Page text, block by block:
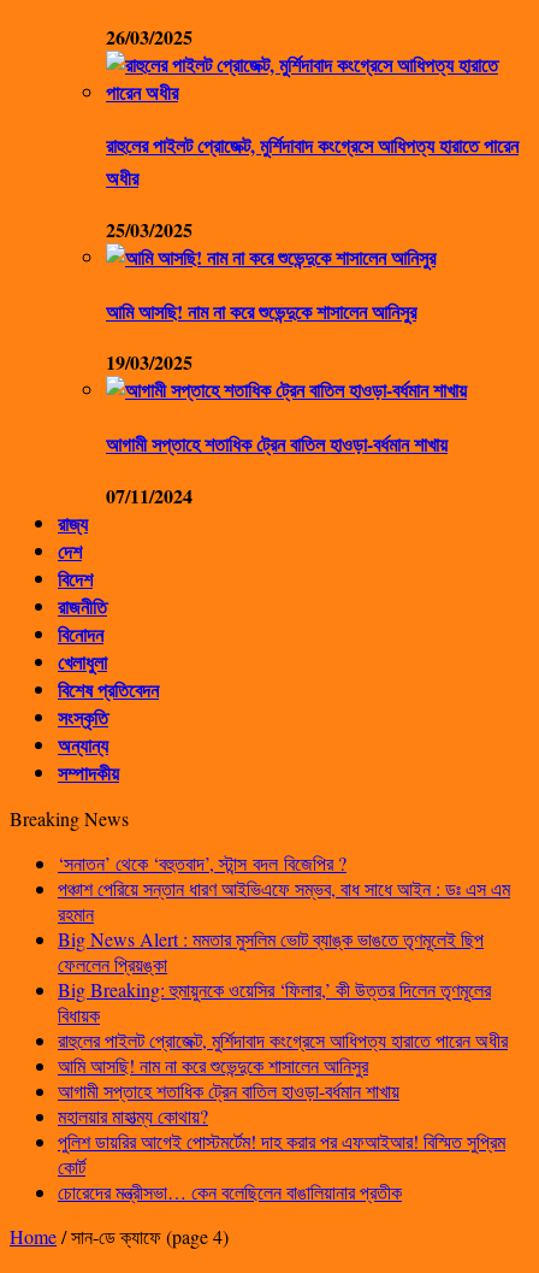
26/03/2025
রাহুলের পাইলট প্রোজেক্ট, মুর্শিদাবাদ কংগ্রেসে আধিপত্য হারাতে পারেন
অধীর
25/03/2025
আমি আসছি! নাম না করে শুভেন্দুকে শাসালেন আনিসুর
19/03/2025
আগামী সপ্তাহে শতাধিক ট্রেন বাতিল হাওড়া-বর্ধমান শাখায়
07/11/2024
রাজ্য
দেশ
বিদেশ
রাজনীতি
বিনোদন
খেলাধুলা
বিশেষ প্রতিবেদন
সংস্কৃতি
অন্যান্য
সম্পাদকীয়
Breaking News
‘সনাতন’ থেকে ‘বহুতবাদ’, স্টান্স বদল বিজেপির ?
পঞ্চাশ পেরিয়ে সন্তান ধারণ আইভিএফে সম্ভব, বাধ সাধে আইন : ডঃ এস এম
রহমান
Big News Alert : মমতার মুসলিম ভোট ব্যাঙ্ক ভাঙতে তৃণমূলেই ছিপ
ফেললেন প্রিয়ঙ্কা
Big Breaking: হুমায়ুনকে ওয়েসির ‘ফিলার,’ কী উত্তর দিলেন তৃণমূলের
বিধায়ক
রাহুলের পাইলট প্রোজেক্ট, মুর্শিদাবাদ কংগ্রেসে আধিপত্য হারাতে পারেন অধীর
আমি আসছি! নাম না করে শুভেন্দুকে শাসালেন আনিসুর
আগামী সপ্তাহে শতাধিক ট্রেন বাতিল হাওড়া-বর্ধমান শাখায়
মহালয়ার মাহাত্ম্য কোথায়?
পুলিশ ডায়রির আগেই পোস্টমর্টেম! দাহ করার পর এফআইআর! বিস্মিত সুপ্রিম
কোর্ট
চোরেদের মন্ত্রীসভা… কেন বলেছিলেন বাঙালিয়ানার প্রতীক
Home/সান-ডে ক্যাফে(page 4)